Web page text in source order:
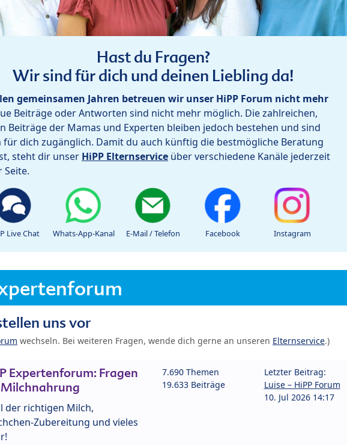
Hast du Fragen?
Wir sind für dich und deinen Liebling da!
gemeinsamen Jahren betreuen wir unser HiPP Forum nicht mehr
Beiträge oder Antworten sind nicht mehr möglich. Die zahlreichen,
Beiträge der Mamas und Experten bleiben jedoch bestehen und sind
dich zugänglich. Damit du auch künftig die bestmögliche Beratung
steht dir unser HiPP Elternservice über verschiedene Kanäle jederzeit
Seite.
Live Chat Whats-App-Kanal E-Mail / Telefon Facebook Instagram
uns vor
wechseln. Bei weiteren Fragen, wende dich gerne an unseren Elternservice.)
Expertenforum: Fragen
der richtigen Milch,
Zubereitung und vieles
7.690 Themen
19.633 Beiträge
Letzter Beitrag:
Luise – HiPP Forum
10. Jul 2026 14:17